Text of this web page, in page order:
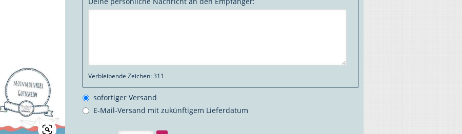
Verbleibende Zeichen:311
sofortiger Versand
E-Mail-Versand mit zukünftigem Lieferdatum